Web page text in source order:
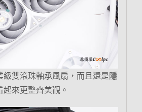
級雙滾珠軸承風扇，而且還是隱
來更整齊美觀。